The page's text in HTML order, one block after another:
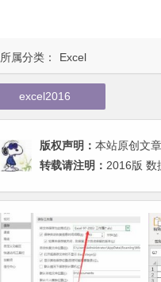
所属分类： Excel
excel2016
版权声明： 本站原创文
转载请注明： 2016版 数